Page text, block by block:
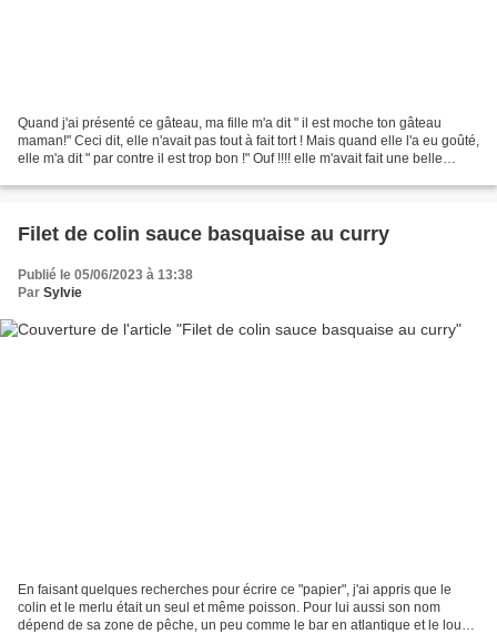
Quand j'ai présenté ce gâteau, ma fille m'a dit " il est moche ton gâteau
maman!" Ceci dit, elle n'avait pas tout à fait tort ! Mais quand elle l'a eu goûté,
elle m'a dit " par contre il est trop bon !" Ouf !!!! elle m'avait fait une belle
Filet de colin sauce basquaise au curry
Publié le 05/06/2023 à 13:38
Par Sylvie
En faisant quelques recherches pour écrire ce "papier", j'ai appris que le
colin et le merlu était un seul et même poisson. Pour lui aussi son nom
dépend de sa zone de pêche, un peu comme le bar en atlantique et le loup